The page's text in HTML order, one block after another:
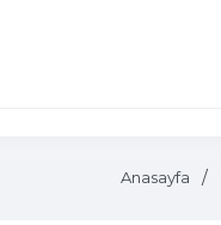
Anasayfa